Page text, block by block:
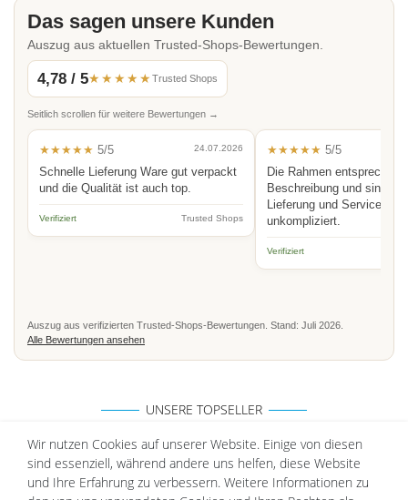
Das sagen unsere Kunden
Auszug aus aktuellen Trusted-Shops-Bewertungen.
4,78 / 5★★★★★ Trusted Shops
Seitlich scrollen für weitere Bewertungen →
★★★★★ 5/5 24.07.2026
Schnelle Lieferung Ware gut verpackt
und die Qualität ist auch top.
Verifiziert Trusted Shops
★★★★★ 5/5
Die Rahmen entsprechen
Beschreibung und sind
Lieferung und Service
unkompliziert.
Verifiziert
Auszug aus verifizierten Trusted-Shops-Bewertungen. Stand: Juli 2026.
Alle Bewertungen ansehen
UNSERE TOPSELLER
Wir nutzen Cookies auf unserer Website. Einige von diesen
sind essenziell, während andere uns helfen, diese Website
und Ihre Erfahrung zu verbessern. Weitere Informationen zu